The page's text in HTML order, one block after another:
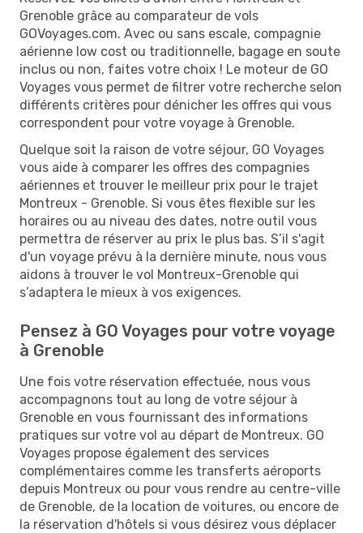
Grenoble grâce au comparateur de vols
GOVoyages.com. Avec ou sans escale, compagnie
aérienne low cost ou traditionnelle, bagage en soute
inclus ou non, faites votre choix ! Le moteur de GO
Voyages vous permet de filtrer votre recherche selon
différents critères pour dénicher les offres qui vous
correspondent pour votre voyage à Grenoble.
Quelque soit la raison de votre séjour, GO Voyages
vous aide à comparer les offres des compagnies
aériennes et trouver le meilleur prix pour le trajet
Montreux - Grenoble. Si vous êtes flexible sur les
horaires ou au niveau des dates, notre outil vous
permettra de réserver au prix le plus bas. S’il s'agit
d'un voyage prévu à la dernière minute, nous vous
aidons à trouver le vol Montreux-Grenoble qui
s’adaptera le mieux à vos exigences.
Pensez à GO Voyages pour votre voyage
à Grenoble
Une fois votre réservation effectuée, nous vous
accompagnons tout au long de votre séjour à
Grenoble en vous fournissant des informations
pratiques sur votre vol au départ de Montreux. GO
Voyages propose également des services
complémentaires comme les transferts aéroports
depuis Montreux ou pour vous rendre au centre-ville
de Grenoble, de la location de voitures, ou encore de
la réservation d'hôtels si vous désirez vous déplacer